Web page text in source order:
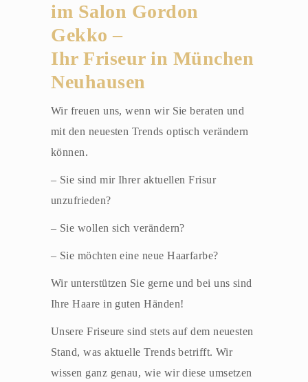
im Salon Gordon
Gekko –
Ihr Friseur in München
Neuhausen
Wir freuen uns, wenn wir Sie beraten und
mit den neuesten Trends optisch verändern
können.
– Sie sind mir Ihrer aktuellen Frisur
unzufrieden?
– Sie wollen sich verändern?
– Sie möchten eine neue Haarfarbe?
Wir unterstützen Sie gerne und bei uns sind
Ihre Haare in guten Händen!
Unsere Friseure sind stets auf dem neuesten
Stand, was aktuelle Trends betrifft. Wir
wissen ganz genau, wie wir diese umsetzen